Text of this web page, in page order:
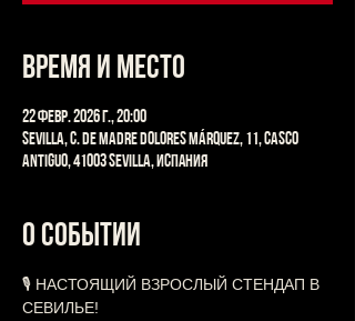
Время и место
22 февр. 2026 г., 20:00
Sevilla, C. de Madre Dolores Márquez, 11, Casco
Antiguo, 41003 Sevilla, Испания
О событии
🎙 НАСТОЯЩИЙ ВЗРОСЛЫЙ СТЕНДАП В
СЕВИЛЬЕ!